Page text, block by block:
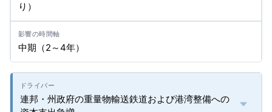
り）
中期（2～4年）
連邦・州政府の重量物輸送鉄道および港湾整備への